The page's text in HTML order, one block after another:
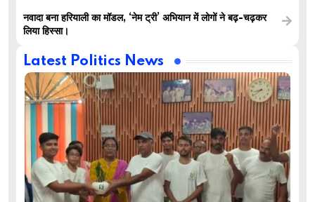
नवादा बना हरियाली का मॉडल, ‘नेम ट्री’ अभियान में लोगों ने बढ़-चढ़कर
लिया हिस्सा।
Latest Politics News